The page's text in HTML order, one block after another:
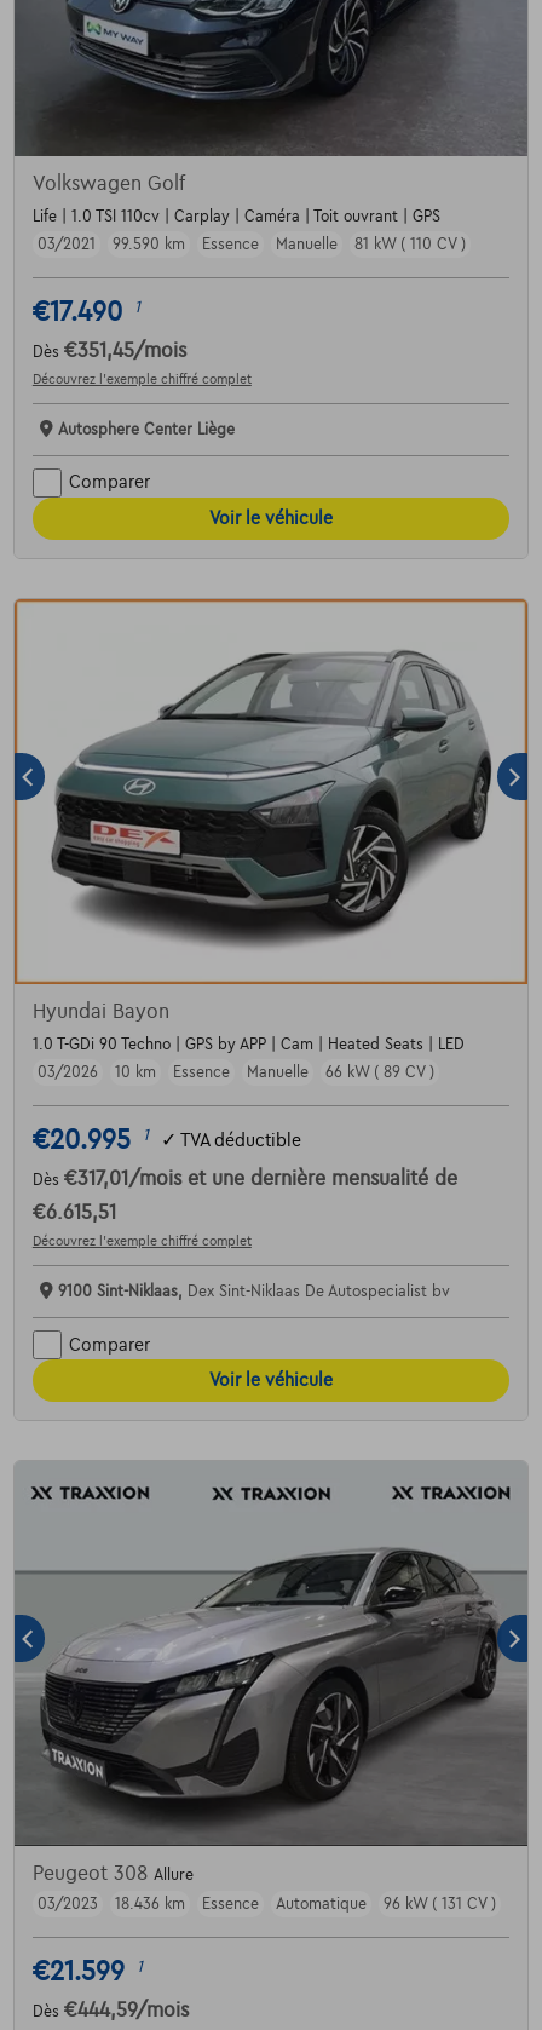
Volkswagen Golf
Life | 1.0 TSI 110cv | Carplay | Caméra | Toit ouvrant | GPS
03/2021
99.590 km Essence Manuelle 81 kW ( 110 CV )
€17.490 1
Dès €351,45/mois
Découvrez l’exemple chiffré complet
Autosphere Center Liège
Comparer
Voir le véhicule
Hyundai Bayon
1.0 T-GDi 90 Techno | GPS by APP | Cam | Heated Seats | LED
03/2026
10 km Essence Manuelle 66 kW ( 89 CV )
€20.995 1 ✓ TVA déductible
Dès €317,01 /mois et une dernière mensualité de
€6.615,51
Découvrez l’exemple chiffré complet
9100 Sint-Niklaas, Dex Sint-Niklaas De Autospecialist bv
Comparer
Voir le véhicule
Peugeot 308 Allure
03/2023
18.436 km Essence Automatique 96 kW ( 131 CV )
€21.599 1
Dès €444,59/mois